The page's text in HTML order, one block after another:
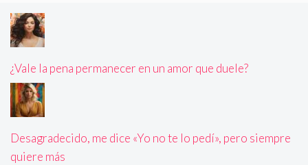
¿Vale la pena permanecer en un amor que duele?
Desagradecido, me dice «Yo no te lo pedí», pero siempre
quiere más